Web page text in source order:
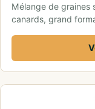
Mélange de graines
canards, grand